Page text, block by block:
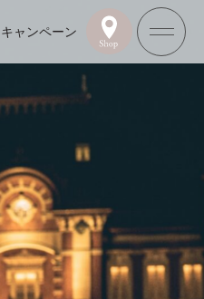
キャンペーン